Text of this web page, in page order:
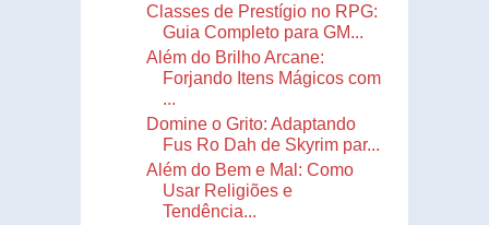
Classes de Prestígio no RPG:
Guia Completo para GM...
Além do Brilho Arcane:
Forjando Itens Mágicos com
...
Domine o Grito: Adaptando
Fus Ro Dah de Skyrim par...
Além do Bem e Mal: Como
Usar Religiões e
Tendência...